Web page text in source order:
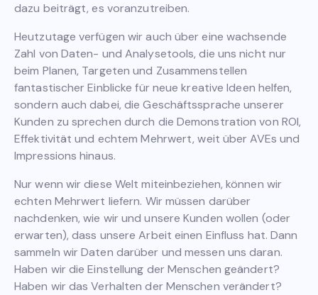
dazu beiträgt, es voranzutreiben.
Heutzutage verfügen wir auch über eine wachsende
Zahl von Daten- und Analysetools, die uns nicht nur
beim Planen, Targeten und Zusammenstellen
fantastischer Einblicke für neue kreative Ideen helfen,
sondern auch dabei, die Geschäftssprache unserer
Kunden zu sprechen durch die Demonstration von ROI,
Effektivität und echtem Mehrwert, weit über AVEs und
Impressions hinaus.
Nur wenn wir diese Welt miteinbeziehen, können wir
echten Mehrwert liefern. Wir müssen darüber
nachdenken, wie wir und unsere Kunden wollen (oder
erwarten), dass unsere Arbeit einen Einfluss hat. Dann
sammeln wir Daten darüber und messen uns daran.
Haben wir die Einstellung der Menschen geändert?
Haben wir das Verhalten der Menschen verändert?